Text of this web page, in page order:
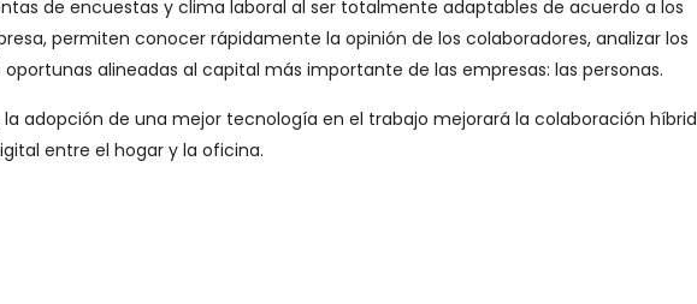
de encuestas y clima laboral al ser totalmente adaptables de acuerdo a los
permiten conocer rápidamente la opinión de los colaboradores, analizar los
alineadas al capital más importante de las empresas: las personas.
la adopción de una mejor tecnología en el trabajo mejorará la colaboración
entre el hogar y la oficina.